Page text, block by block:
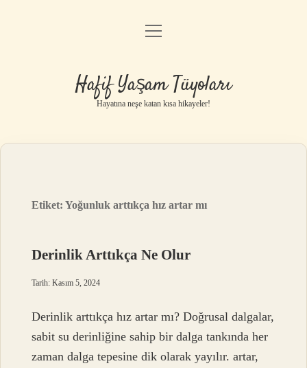
Anasayfa
Yasal Uyarı
menüyü
Hafif Yaşam Tüyoları
Hayatına neşe katan kısa hikayeler!
Etiket:Yoğunluk arttıkça hız artar mı
Derinlik Arttıkça Ne Olur
Tarih: Kasım 5, 2024
Derinlik arttıkça hız artar mı? Doğrusal dalgalar,
sabit su derinliğine sahip bir dalga tankında her
zaman dalga tepesine dik olarak yayılır. artar,